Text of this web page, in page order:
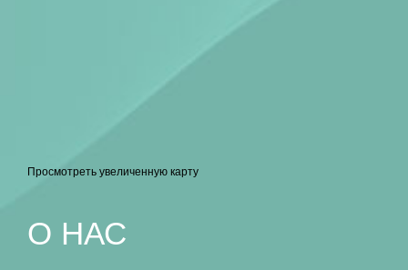
Просмотреть увеличенную карту
O НАС